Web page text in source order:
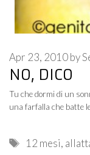
NO, DICO
Apr 23, 2010by
Tu che dormi di un
una farfalla che batte
Tags
12 mesi,